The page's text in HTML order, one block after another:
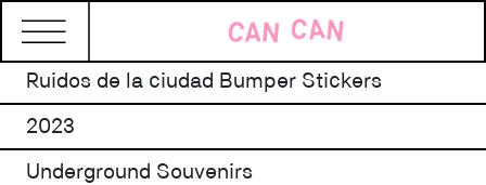
Ruidos de la ciudad Bumper Stickers
2023
Underground Souvenirs